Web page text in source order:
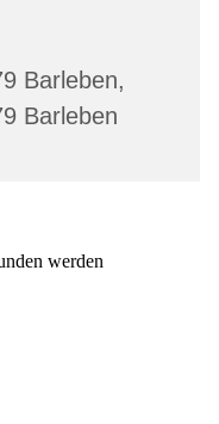
Barleben,
Barleben